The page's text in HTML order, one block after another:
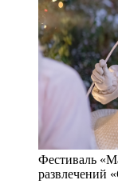
Фестиваль
развлечений